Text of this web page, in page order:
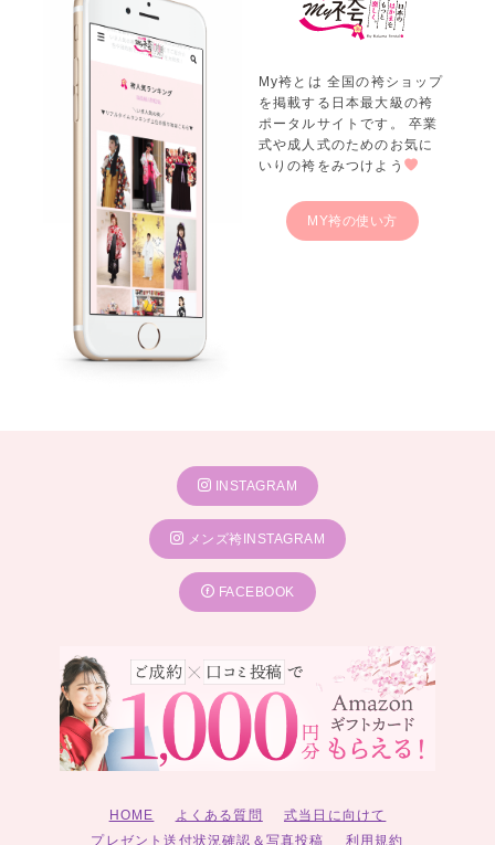
My袴とは 全国の袴ショップ
を掲載する日本最大級の袴
ポータルサイトです。 卒業
式や成人式のためのお気に
いりの袴をみつけよう
MY袴の使い方
INSTAGRAM
メンズ袴INSTAGRAM
FACEBOOK
HOME よくある質問
式当日に向けて
プレゼント送付状況確認＆写真投稿
利用規約